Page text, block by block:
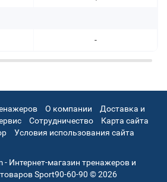
-
О компании
Доставка и
Сотрудничество
Карта сайта
Условия использования сайта
- Интернет-магазин тренажеров и
Sport90-60-90 © 2026